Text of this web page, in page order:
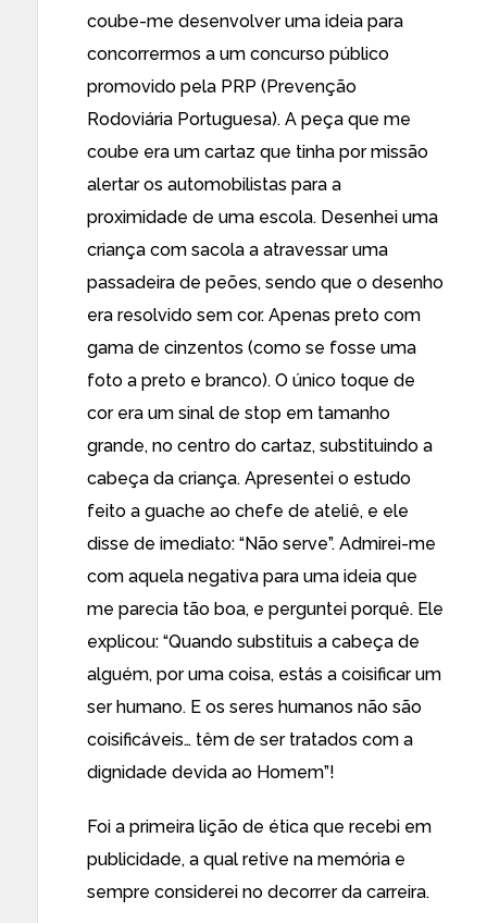
coube-me desenvolver uma ideia para
concorrermos a um concurso público
promovido pela PRP (Prevenção
Rodoviária Portuguesa). A peça que me
coube era um cartaz que tinha por missão
alertar os automobilistas para a
proximidade de uma escola. Desenhei uma
criança com sacola a atravessar uma
passadeira de peões, sendo que o desenho
era resolvido sem cor. Apenas preto com
gama de cinzentos (como se fosse uma
foto a preto e branco). O único toque de
cor era um sinal de stop em tamanho
grande, no centro do cartaz, substituindo a
cabeça da criança. Apresentei o estudo
feito a guache ao chefe de ateliê, e ele
disse de imediato: “Não serve”. Admirei-me
com aquela negativa para uma ideia que
me parecia tão boa, e perguntei porquê. Ele
explicou: “Quando substituis a cabeça de
alguém, por uma coisa, estás a coisificar um
ser humano. E os seres humanos não são
coisificáveis… têm de ser tratados com a
dignidade devida ao Homem”!
Foi a primeira lição de ética que recebi em
publicidade, a qual retive na memória e
sempre considerei no decorrer da carreira.